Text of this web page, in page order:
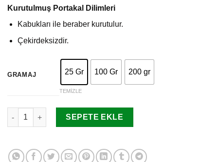
2
müşteri
puanına
dayanarak
5 üzerinden
5.00puan
aldı
Kurutulmuş Portakal Dilimleri
Kabukları ile beraber kurutulur.
Çekirdeksizdir.
GRAMAJ 25 Gr 100 Gr 200 gr
TEMIZLE
Portakal Kurusu adet
SEPETE EKLE